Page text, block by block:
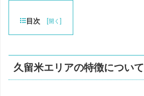
目次 [開く ]
久留米エリアの特徴について